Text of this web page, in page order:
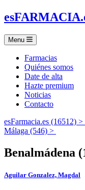
esFARMACIA
Menu
Farmacias
Quiénes somos
Date de alta
Hazte premium
Noticias
Contacto
esFarmacia.es (16512) >
Málaga (546) >
Benalmádena
Aguilar Gonzalez, Magdal